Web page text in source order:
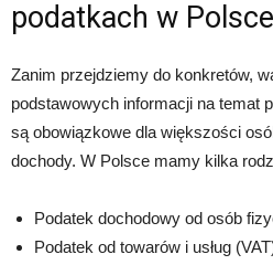
podatkach w Polsce
Zanim przejdziemy do konkretów,
podstawowych informacji na temat
są obowiązkowe dla większości
dochody. W Polsce mamy kilka
Podatek dochodowy od osób
Podatek od towarów i usług